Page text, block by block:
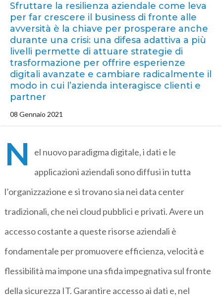
Sfruttare la resilienza aziendale come leva
per far crescere il business di fronte alle
avversità è la chiave per prosperare anche
durante una crisi: una difesa adattiva a più
livelli permette di attuare strategie di
trasformazione per offrire esperienze
digitali avanzate e cambiare radicalmente il
modo in cui l’azienda interagisce clienti e
partner
08 Gennaio 2021
N
el nuovo paradigma digitale, i dati e le
applicazioni aziendali sono diffusi in tutta
l’organizzazione e si trovano sia nei data center
tradizionali, che nei cloud pubblici e privati. Avere un
accesso costante a queste risorse aziendali è
fondamentale per promuovere efficienza, velocità e
flessibilità ma impone una sfida impegnativa sul fronte
della sicurezza IT. Garantire accesso ai dati e, nel